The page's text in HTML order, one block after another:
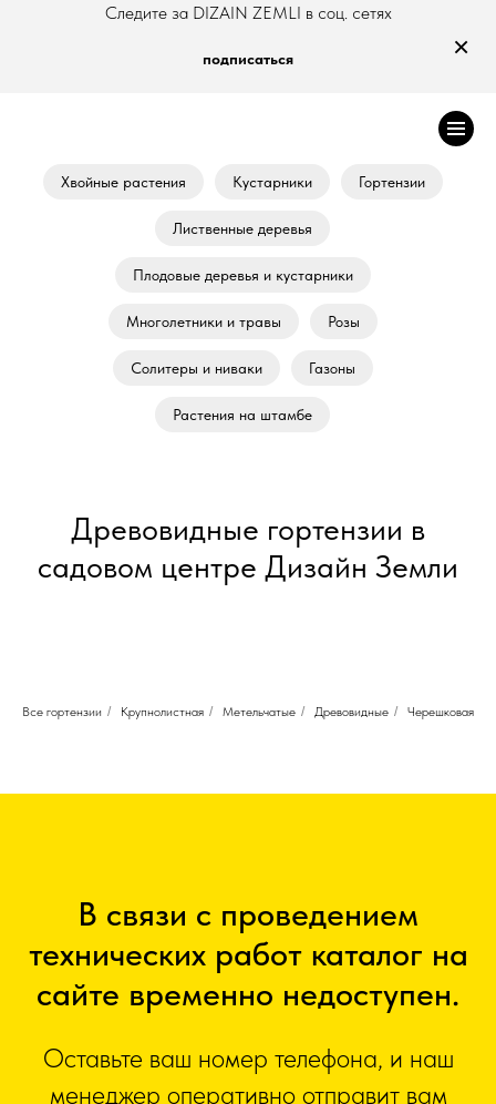
Следите за DIZAIN ZEMLI в соц. сетях
подписаться ×
Хвойные растения Кустарники Гортензии
Лиственные деревья
Плодовые деревья и кустарники
Многолетники и травы Розы
Солитеры и ниваки Газоны
Растения на штамбе
Древовидные гортензии в
садовом центре Дизайн Земли
Все гортензии / Крупнолистная / Метельчатые / Древовидные / Черешковая
В связи с проведением
технических работ каталог на
сайте временно недоступен.
Оставьте ваш номер телефона, и наш
менеджер оперативно отправит вам